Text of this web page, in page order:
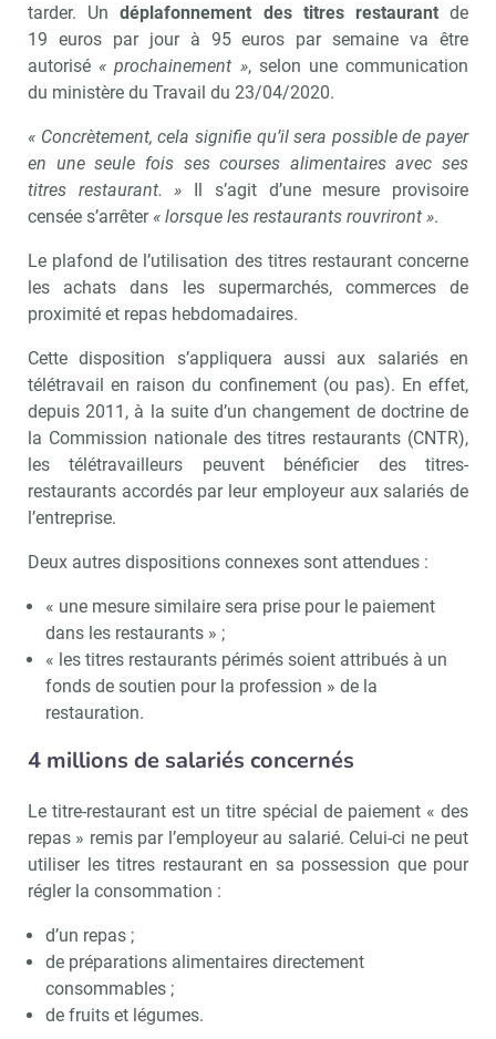
tarder. Undéplafonnement des titres restaurantde
19 euros par jour à 95 euros par semaine va être
autorisé « prochainement », selon une communication
du ministère du Travail du 23/04/2020.
« Concrètement, cela signifie qu’il sera possible de payer
en une seule fois ses courses alimentaires avec ses
titres restaurant. » Il s’agit d’une mesure provisoire
censée s’arrêter « lorsque les restaurants rouvriront ».
Le plafond de l’utilisation des titres restaurant concerne
les achats dans les supermarchés, commerces de
proximité et repas hebdomadaires.
Cette disposition s’appliquera aussi aux salariés en
télétravail en raison du confinement (ou pas). En effet,
depuis 2011, à la suite d’un changement de doctrine de
la Commission nationale des titres restaurants (CNTR),
les télétravailleurs peuvent bénéficier des titres-
restaurants accordés par leur employeur aux salariés de
l’entreprise.
Deux autres dispositions connexes sont attendues :
« une mesure similaire sera prise pour le paiement
dans les restaurants » ;
« les titres restaurants périmés soient attribués à un
fonds de soutien pour la profession » de la
restauration.
4 millions de salariés concernés
Le titre-restaurant est un titre spécial de paiement « des
repas » remis par l’employeur au salarié. Celui-ci ne peut
utiliser les titres restaurant en sa possession que pour
régler la consommation :
d’un repas ;
de préparations alimentaires directement
consommables ;
de fruits et légumes.